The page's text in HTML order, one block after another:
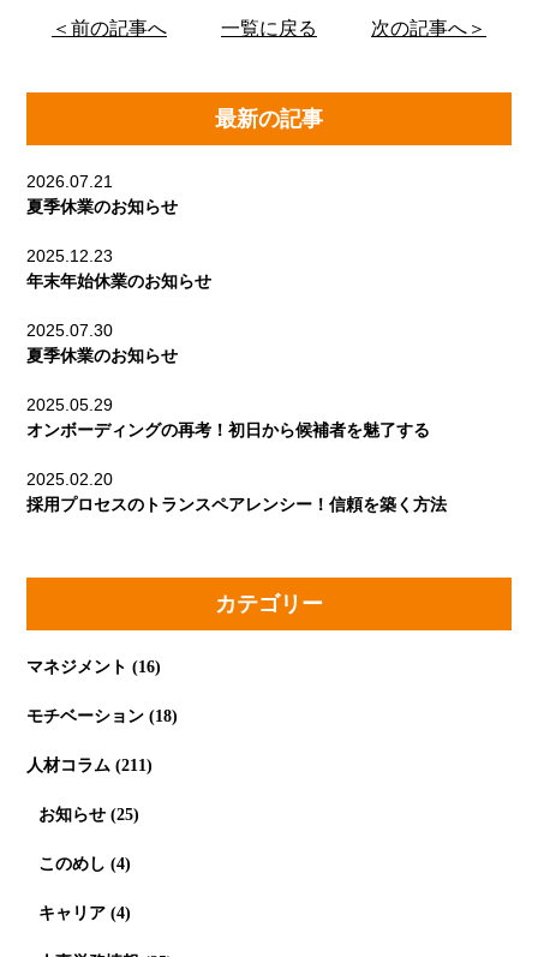
＜前の記事へ 一覧に戻る 次の記事へ＞
最新の記事
2026.07.21
夏季休業のお知らせ
2025.12.23
年末年始休業のお知らせ
2025.07.30
夏季休業のお知らせ
2025.05.29
オンボーディングの再考！初日から候補者を魅了する
2025.02.20
採用プロセスのトランスペアレンシー！信頼を築く方法
カテゴリー
マネジメント (16)
モチベーション (18)
人材コラム (211)
お知らせ (25)
このめし (4)
キャリア (4)